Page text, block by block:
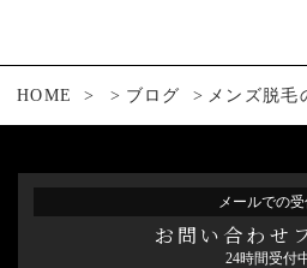
HOME ブログ メンズ脱毛
メールでの
お問い合わせ
24時間受付